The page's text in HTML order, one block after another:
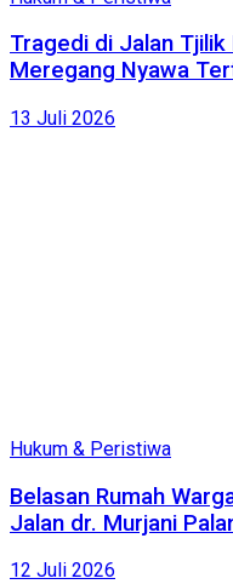
Tragedi di Jalan Tjilik
Meregang Nyawa
13 Juli 2026
Hukum & Peristiwa
Belasan Rumah
Jalan dr. Murjani
12 Juli 2026